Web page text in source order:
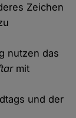
Zeichen
nutzen das
mit
und der